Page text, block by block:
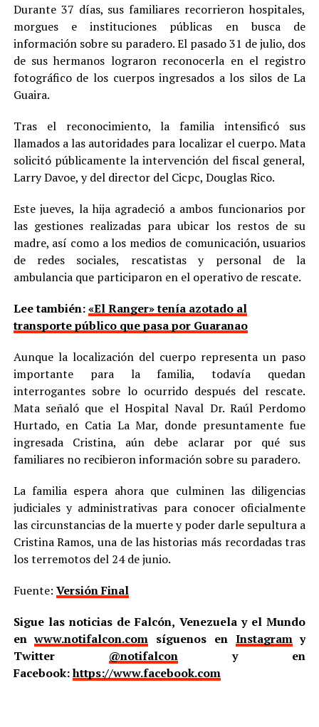
Durante 37 días, sus familiares recorrieron hospitales,
morgues e instituciones públicas en busca de
información sobre su paradero. El pasado 31 de julio, dos
de sus hermanos lograron reconocerla en el registro
fotográfico de los cuerpos ingresados a los silos de La
Guaira.
Tras el reconocimiento, la familia intensificó sus
llamados a las autoridades para localizar el cuerpo. Mata
solicitó públicamente la intervención del fiscal general,
Larry Davoe, y del director del Cicpc, Douglas Rico.
Este jueves, la hija agradeció a ambos funcionarios por
las gestiones realizadas para ubicar los restos de su
madre, así como a los medios de comunicación, usuarios
de redes sociales, rescatistas y personal de la
ambulancia que participaron en el operativo de rescate.
Lee también:«El Ranger» tenía azotado al
transporte público que pasa por Guaranao
Aunque la localización del cuerpo representa un paso
importante para la familia, todavía quedan
interrogantes sobre lo ocurrido después del rescate.
Mata señaló que el Hospital Naval Dr. Raúl Perdomo
Hurtado, en Catia La Mar, donde presuntamente fue
ingresada Cristina, aún debe aclarar por qué sus
familiares no recibieron información sobre su paradero.
La familia espera ahora que culminen las diligencias
judiciales y administrativas para conocer oficialmente
las circunstancias de la muerte y poder darle sepultura a
Cristina Ramos, una de las historias más recordadas tras
los terremotos del 24 de junio.
Fuente: Versión Final
Sigue las noticias de Falcón, Venezuela y el Mundo
enwww.notifalcon.com síguenos en Instagramy
Twitter @notifalcony en
Facebook:https://www.facebook.com